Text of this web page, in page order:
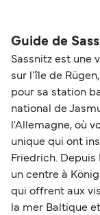
Guide de
Sassnitz est une
sur l'île de
pour sa station
national de
l'Allemagne, où
unique qui ont
Friedrich.
un centre à
qui offrent aux
la mer Baltique